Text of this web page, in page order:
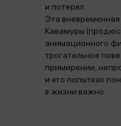
и потерял.
Эта вневременная
Кавамуры
анимационного
трогательное
примирении,
и его попытках
в жизни важно.